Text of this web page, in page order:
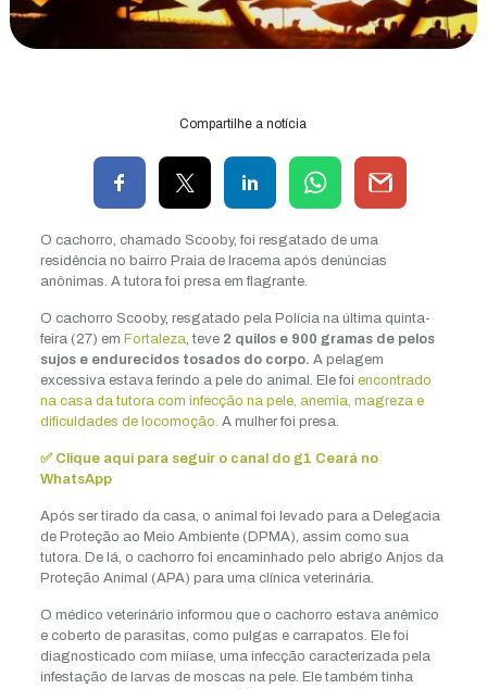
Compartilhe a notícia
O cachorro, chamado Scooby, foi resgatado de uma
residência no bairro Praia de Iracema após denúncias
anônimas. A tutora foi presa em flagrante.
O cachorro Scooby, resgatado pela Polícia na última quinta-
feira (27) em Fortaleza, teve 2 quilos e 900 gramas de pelos
sujos e endurecidos tosados do corpo. A pelagem
excessiva estava ferindo a pele do animal. Ele foi encontrado
na casa da tutora com infecção na pele, anemia, magreza e
dificuldades de locomoção. A mulher foi presa.
✅ Clique aqui para seguir o canal do g1 Ceará no
WhatsApp
Após ser tirado da casa, o animal foi levado para a Delegacia
de Proteção ao Meio Ambiente (DPMA), assim como sua
tutora. De lá, o cachorro foi encaminhado pelo abrigo Anjos da
Proteção Animal (APA) para uma clínica veterinária.
O médico veterinário informou que o cachorro estava anêmico
e coberto de parasitas, como pulgas e carrapatos. Ele foi
diagnosticado com miíase, uma infecção caracterizada pela
infestação de larvas de moscas na pele. Ele também tinha